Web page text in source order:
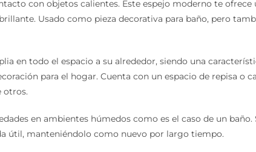
con objetos calientes. Este espejo moderno te ofrece
Usado como pieza decorativa para baño, pero
en todo el espacio a su alrededor, siendo una
para el hogar. Cuenta con un espacio de repisa o
en ambientes húmedos como es el caso de un baño.
útil, manteniéndolo como nuevo por largo tiempo.